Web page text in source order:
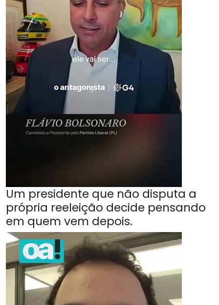
Um presidente que não disputa a
própria reeleição decide pensando
em quem vem depois.